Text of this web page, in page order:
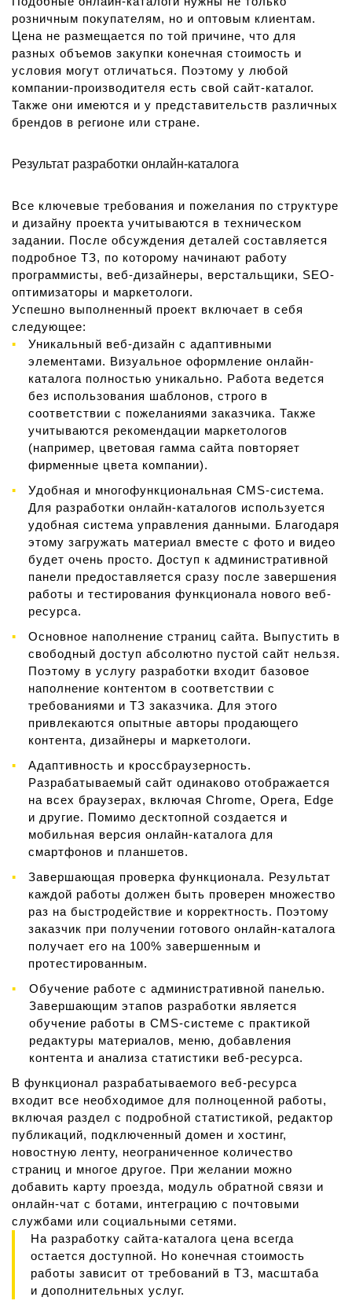
розничным покупателям, но и оптовым клиентам.
Цена не размещается по той причине, что для
разных объемов закупки конечная стоимость и
условия могут отличаться. Поэтому у любой
компании-производителя есть свой сайт-каталог.
Также они имеются и у представительств различных
брендов в регионе или стране.
Результат разработки онлайн-каталога
Все ключевые требования и пожелания по структуре
и дизайну проекта учитываются в техническом
задании. После обсуждения деталей составляется
подробное ТЗ, по которому начинают работу
программисты, веб-дизайнеры, верстальщики, SEO-
оптимизаторы и маркетологи.
Успешно выполненный проект включает в себя
следующее:
Уникальный веб-дизайн с адаптивными
элементами. Визуальное оформление онлайн-
каталога полностью уникально. Работа ведется
без использования шаблонов, строго в
соответствии с пожеланиями заказчика. Также
учитываются рекомендации маркетологов
(например, цветовая гамма сайта повторяет
фирменные цвета компании).
Удобная и многофункциональная CMS-система.
Для разработки онлайн-каталогов используется
удобная система управления данными. Благодаря
этому загружать материал вместе с фото и видео
будет очень просто. Доступ к административной
панели предоставляется сразу после завершения
работы и тестирования функционала нового веб-
ресурса.
Основное наполнение страниц сайта. Выпустить в
свободный доступ абсолютно пустой сайт нельзя.
Поэтому в услугу разработки входит базовое
наполнение контентом в соответствии с
требованиями и ТЗ заказчика. Для этого
привлекаются опытные авторы продающего
контента, дизайнеры и маркетологи.
Адаптивность и кроссбраузерность.
Разрабатываемый сайт одинаково отображается
на всех браузерах, включая Chrome, Opera, Edge
и другие. Помимо десктопной создается и
мобильная версия онлайн-каталога для
смартфонов и планшетов.
Завершающая проверка функционала. Результат
каждой работы должен быть проверен множество
раз на быстродействие и корректность. Поэтому
заказчик при получении готового онлайн-каталога
получает его на 100% завершенным и
протестированным.
Обучение работе с административной панелью.
Завершающим этапов разработки является
обучение работы в CMS-системе с практикой
редактуры материалов, меню, добавления
контента и анализа статистики веб-ресурса.
В функционал разрабатываемого веб-ресурса
входит все необходимое для полноценной работы,
включая раздел с подробной статистикой, редактор
публикаций, подключенный домен и хостинг,
новостную ленту, неограниченное количество
страниц и многое другое. При желании можно
добавить карту проезда, модуль обратной связи и
онлайн-чат с ботами, интеграцию с почтовыми
службами или социальными сетями.
На разработку сайта-каталога цена всегда
остается доступной. Но конечная стоимость
работы зависит от требований в ТЗ, масштаба
и дополнительных услуг.